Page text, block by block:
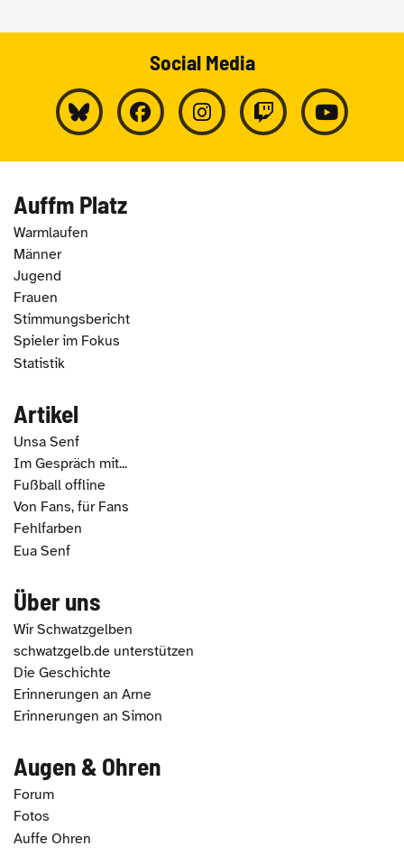
Social Media
Auffm Platz
Warmlaufen
Männer
Jugend
Frauen
Stimmungsbericht
Spieler im Fokus
Statistik
Artikel
Unsa Senf
Im Gespräch mit...
Fußball offline
Von Fans, für Fans
Fehlfarben
Eua Senf
Über uns
Wir Schwatzgelben
schwatzgelb.de unterstützen
Die Geschichte
Erinnerungen an Arne
Erinnerungen an Simon
Augen & Ohren
Forum
Fotos
Auffe Ohren